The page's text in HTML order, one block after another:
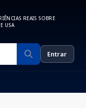
REAIS SOBRE
USA
Entrar